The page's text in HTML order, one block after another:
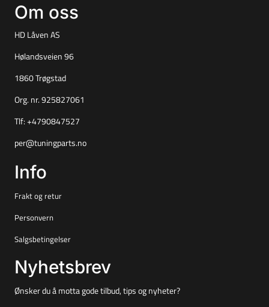
Om oss
HD Låven AS
Hølandsveien 96
1860 Trøgstad
Org. nr. 925827061
Tlf: +4790847527
per@tuningparts.no
Info
Frakt og retur
Personvern
Salgsbetingelser
Nyhetsbrev
Ønsker du å motta gode tilbud, tips og nyheter?